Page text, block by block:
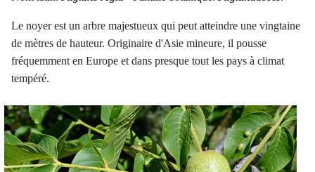
Le noyer est un arbre majestueux qui peut atteindre une vingtaine
de mètres de hauteur. Originaire d'Asie mineure, il pousse
fréquemment en Europe et dans presque tout les pays à climat
tempéré.